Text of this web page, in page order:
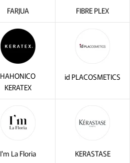
FARJUA FIBRE PLEX
HAHONICO
KERATEX
id PLACOSMETICS
I'm La Floria KERASTASE